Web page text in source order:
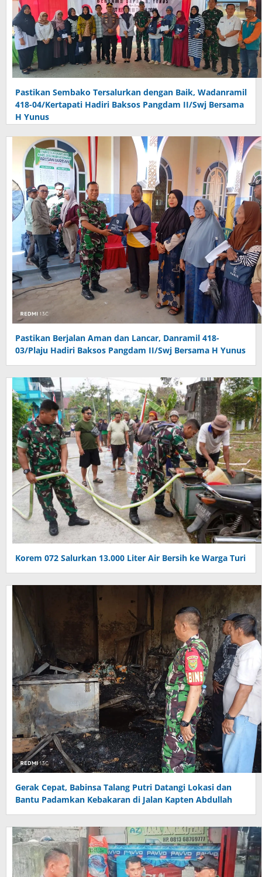
Pastikan Sembako Tersalurkan dengan Baik, Wadanramil
418-04/Kertapati Hadiri Baksos Pangdam II/Swj Bersama
H Yunus
Pastikan Berjalan Aman dan Lancar, Danramil 418-
03/Plaju Hadiri Baksos Pangdam II/Swj Bersama H Yunus
Korem 072 Salurkan 13.000 Liter Air Bersih ke Warga Turi
Gerak Cepat, Babinsa Talang Putri Datangi Lokasi dan
Bantu Padamkan Kebakaran di Jalan Kapten Abdullah